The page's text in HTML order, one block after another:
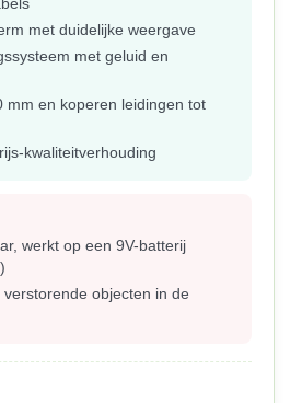
met duidelijke weergave
met geluid en
mm en koperen leidingen tot
kwaliteitverhouding
werkt op een 9V-batterij
objecten in de